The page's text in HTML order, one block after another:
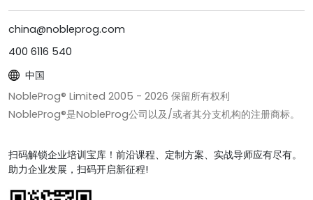
china@nobleprog.com
400 6116 540
中国
NobleProg® Limited 2005 - 2026 保留所有权利
NobleProg®是NobleProg公司以及/或者其分支机构的注册商标。
扫码解锁企业培训宝库！前沿课程、定制方案、实战导师应有尽有。
助力企业发展，扫码开启新征程!